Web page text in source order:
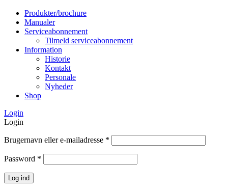
Produkter/brochure
Manualer
Serviceabonnement
Tilmeld serviceabonnement
Information
Historie
Kontakt
Personale
Nyheder
Shop
Login
Login
Brugernavn eller e-mailadresse *
Password *
Log ind